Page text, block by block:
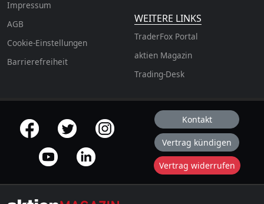
Impressum
AGB
Cookie-Einstellungen
Barrierefreiheit
WEITERE LINKS
TraderFox Portal
aktien Magazin
Trading-Desk
offizielle Social Media-Accounts Kontakt
Vertrag kündigen
Vertrag widerrufen